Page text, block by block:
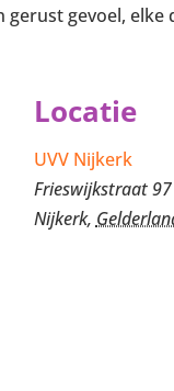
gevoel, elke
Locatie
UVV Nijkerk
Frieswijkstraat 97
Nijkerk,